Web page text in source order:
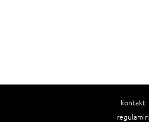
kontakt
regulamin